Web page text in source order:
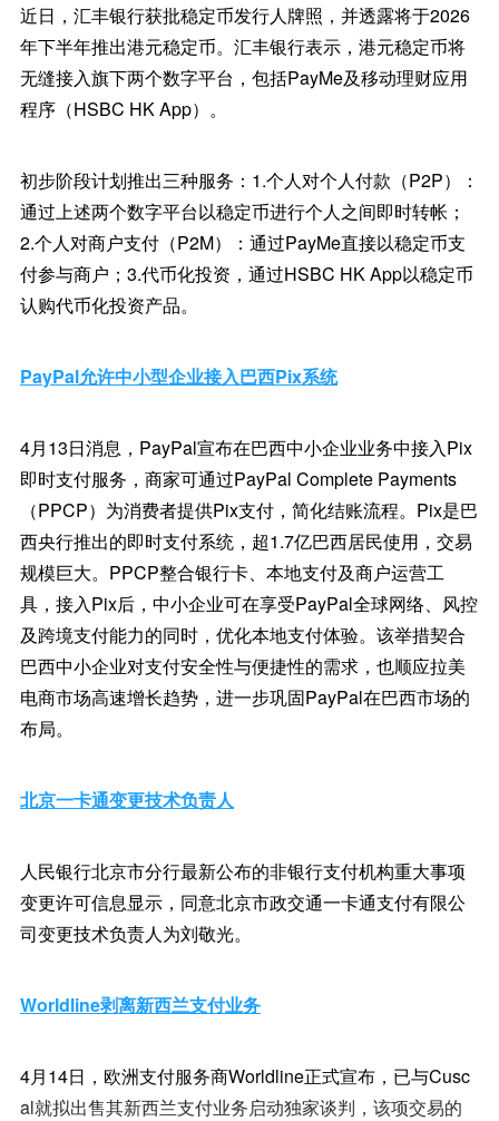
近日，汇丰银行获批稳定币发行人牌照，并透露将于2026
年下半年推出港元稳定币。汇丰银行表示，港元稳定币将
无缝接入旗下两个数字平台，包括PayMe及移动理财应用
程序（HSBC HK App）。
初步阶段计划推出三种服务：1.个人对个人付款（P2P）：
通过上述两个数字平台以稳定币进行个人之间即时转帐；
2.个人对商户支付（P2M）：通过PayMe直接以稳定币支
付参与商户；3.代币化投资，通过HSBC HK App以稳定币
认购代币化投资产品。
PayPal允许中小型企业接入巴西Pix系统
4月13日消息，PayPal宣布在巴西中小企业业务中接入Pix
即时支付服务，商家可通过PayPal Complete Payments
（PPCP）为消费者提供Pix支付，简化结账流程。Pix是巴
西央行推出的即时支付系统，超1.7亿巴西居民使用，交易
规模巨大。PPCP整合银行卡、本地支付及商户运营工
具，接入Pix后，中小企业可在享受PayPal全球网络、风控
及跨境支付能力的同时，优化本地支付体验。该举措契合
巴西中小企业对支付安全性与便捷性的需求，也顺应拉美
电商市场高速增长趋势，进一步巩固PayPal在巴西市场的
布局。
北京一卡通变更技术负责人
人民银行北京市分行最新公布的非银行支付机构重大事项
变更许可信息显示，同意北京市政交通一卡通支付有限公
司变更技术负责人为刘敬光。
Worldline剥离新西兰支付业务
4月14日，欧洲支付服务商Worldline正式宣布，已与Cusc
al就拟出售其新西兰支付业务启动独家谈判，该项交易的